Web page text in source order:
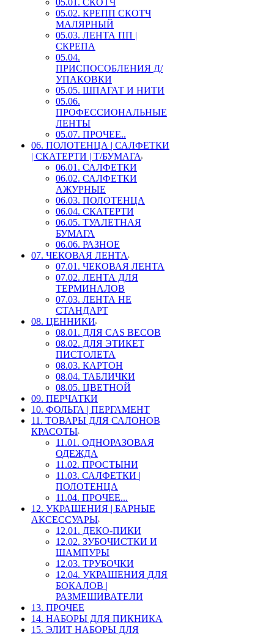
05.01. СКОТЧ
05.02. КРЕПП СКОТЧ
МАЛЯРНЫЙ
05.03. ЛЕНТА ПП |
СКРЕПА
05.04.
ПРИСПОСОБЛЕНИЯ Д/
УПАКОВКИ
05.05. ШПАГАТ И НИТИ
05.06.
ПРОФЕССИОНАЛЬНЫЕ
ЛЕНТЫ
05.07. ПРОЧЕЕ..
06. ПОЛОТЕНЦА | САЛФЕТКИ
| СКАТЕРТИ | Т/БУМАГА
06.01. САЛФЕТКИ
06.02. САЛФЕТКИ
АЖУРНЫЕ
06.03. ПОЛОТЕНЦА
06.04. СКАТЕРТИ
06.05. ТУАЛЕТНАЯ
БУМАГА
06.06. РАЗНОЕ
07. ЧЕКОВАЯ ЛЕНТА
07.01. ЧЕКОВАЯ ЛЕНТА
07.02. ЛЕНТА ДЛЯ
ТЕРМИНАЛОВ
07.03. ЛЕНТА НЕ
СТАНДАРТ
08. ЦЕННИКИ
08.01. ДЛЯ CAS ВЕСОВ
08.02. ДЛЯ ЭТИКЕТ
ПИСТОЛЕТА
08.03. КАРТОН
08.04. ТАБЛИЧКИ
08.05. ЦВЕТНОЙ
09. ПЕРЧАТКИ
10. ФОЛЬГА | ПЕРГАМЕНТ
11. ТОВАРЫ ДЛЯ САЛОНОВ
КРАСОТЫ
11.01. ОДНОРАЗОВАЯ
ОДЕЖДА
11.02. ПРОСТЫНИ
11.03. САЛФЕТКИ |
ПОЛОТЕНЦА
11.04. ПРОЧЕЕ...
12. УКРАШЕНИЯ | БАРНЫЕ
АКСЕССУАРЫ
12.01. ДЕКО-ПИКИ
12.02. ЗУБОЧИСТКИ И
ШАМПУРЫ
12.03. ТРУБОЧКИ
12.04. УКРАШЕНИЯ ДЛЯ
БОКАЛОВ |
РАЗМЕШИВАТЕЛИ
13. ПРОЧЕЕ
14. НАБОРЫ ДЛЯ ПИКНИКА
15. ЭЛИТ НАБОРЫ ДЛЯ